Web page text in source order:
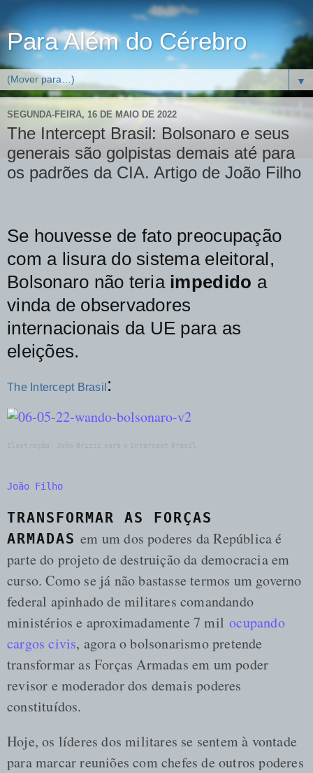
Para Além do Cérebro
▼
SEGUNDA-FEIRA, 16 DE MAIO DE 2022
The Intercept Brasil: Bolsonaro e seus
generais são golpistas demais até para
os padrões da CIA. Artigo de João Filho
Se houvesse de fato preocupação
com a lisura do sistema eleitoral,
Bolsonaro não teria impedido a
vinda de observadores
internacionais da UE para as
eleições.
The Intercept Brasil :
Ilustração: João Brizzi para o Intercept Brasil
João Filho
TRANSFORMAR AS FORÇAS
ARMADAS em um dos poderes da República é
parte do projeto de destruição da democracia em
curso. Como se já não bastasse termos um governo
federal apinhado de militares comandando
ministérios e aproximadamente 7 milocupando
cargos civis, agora o bolsonarismo pretende
transformar as Forças Armadas em um poder
revisor e moderador dos demais poderes
constituídos.
Hoje, os líderes dos militares se sentem à vontade
para marcar reuniões com chefes de outros poderes